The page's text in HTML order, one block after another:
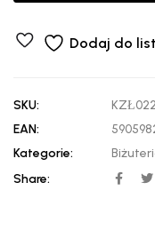
Dodaj do
SKU:
EAN:
Kategorie:
Share: